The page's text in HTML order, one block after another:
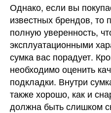
Однако, если вы
известных брендов, то
полную уверенность,
эксплуатационными
сумка вас порадует.
необходимо оценить
подкладки. Внутри
также хорошо, как и
должна быть слишком